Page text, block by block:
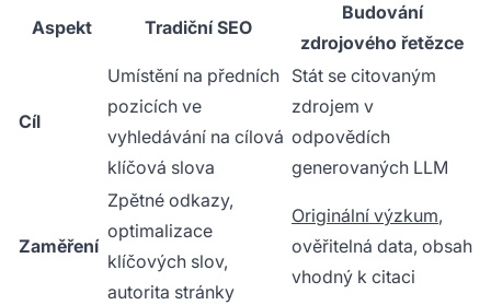
Aspekt Tradiční SEO
Budování
zdrojového řetězce
Cíl
Umístění na předních
pozicích ve
vyhledávání na cílová
klíčová slova
Stát se citovaným
zdrojem v
odpovědích
generovaných LLM
Zaměření
Zpětné odkazy,
optimalizace
klíčových slov,
autorita stránky
Originální výzkum,
ověřitelná data, obsah
vhodný k citaci